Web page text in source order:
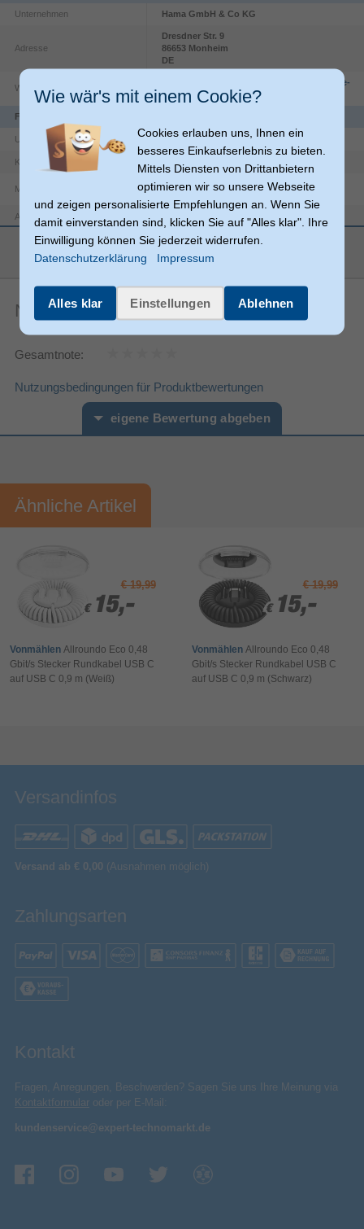
Unternehmen Hama GmbH & Co KG
Adresse
Dresdner Str. 9
86653 Monheim
DE
Website
https://countries.hama.com/legal/corporate-
information
Funktionen
USB-Version USB 2.0
Kabelmantelmaterial
Magnetisch abgeschirmt
Anschlüsse
Anschluss 2 USB A
Produktfarbe Schwarz
Maximale
Datenübertragungsrate
Anschluss1 Formfaktor
Anschluss2 Formfaktor
Steckverbinder 2 Geschlecht Stecker
Max. Datenübertragungsrate 0,48 Gbit/s
Gewicht und Abmessungen
Leistung
Outputstrom (max.)
Verpackungsinformation
Verpackungstiefe
Verpackungsbreite
Sonstiges
Herstellerartikelnummer 00200631
mehr anzeigen
Noch keine Artikelbewertungen
Gesamtnote:
Nutzungsbedingungen für Produktbewertungen
eigene Bewertung abgeben
Ihre Bewertung:
Ähnliche Artikel
€ 19,99
€ 15,-
€ 15,-
Vonmählen Allroundo Eco 0,48
Gbit/s Stecker Rundkabel USB C
auf USB C 0,9 m (Weiß)
€ 19,99
€ 15,-
€ 15,-
Vonmählen Allroundo Eco 0,48
Gbit/s Stecker Rundkabel USB C
auf USB C 0,9 m (Schwarz)
Versandinfos
Versand ab € 0,00 (Ausnahmen möglich)
Zahlungsarten
Kontakt
Fragen, Anregungen, Beschwerden? Sagen Sie uns Ihre Meinung via
Kontaktformular oder per E-Mail:
kundenservice@expert-technomarkt.de
Wie wär's mit einem Cookie?
Cookies erlauben uns, Ihnen ein
besseres Einkaufserlebnis zu bieten.
Mittels Diensten von Drittanbietern
optimieren wir so unsere Webseite
und zeigen personalisierte Empfehlungen an. Wenn Sie
damit einverstanden sind, klicken Sie auf "Alles klar". Ihre
Einwilligung können Sie jederzeit widerrufen.
Datenschutzerklärung
Impressum
Alles klar Einstellungen Ablehnen